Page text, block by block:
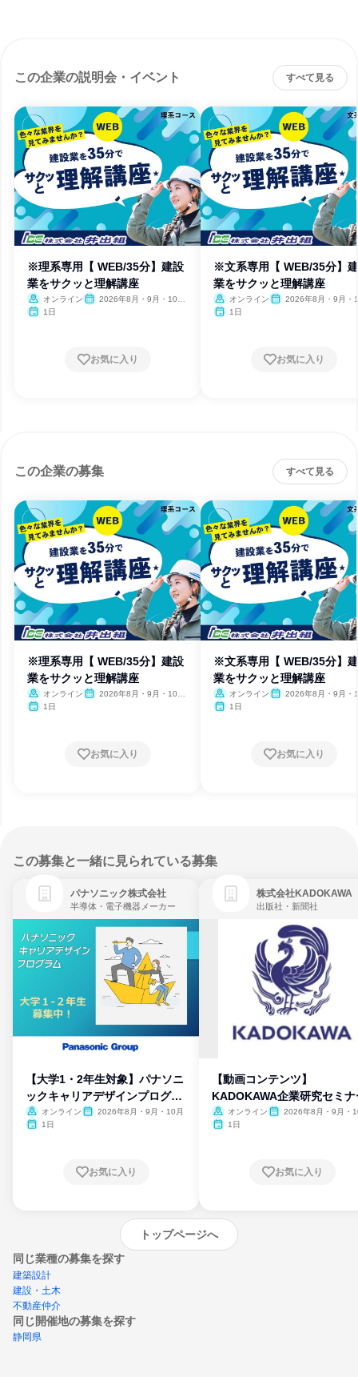
この企業の説明会・イベント すべて見る
※理系専用【 WEB/35分】建設
業をサクッと理解講座
オンライン
2026年8月・9月・10
1日
お気に入り
※文系専用【 WEB/35分】
業をサクッと理解講座
オンライン
2026年8月・9月・
1日
お気に入り
この企業の募集 すべて見る
※理系専用【 WEB/35分】建設
業をサクッと理解講座
オンライン
2026年8月・9月・10
1日
お気に入り
※文系専用【 WEB/35分】
業をサクッと理解講座
オンライン
2026年8月・9月・
1日
お気に入り
この募集と一緒に見られている募集
パナソニック株式会社
半導体・電子機器メーカー
【大学1・2年生対象】パナソニ
ックキャリアデザインプログラ
ム
オンライン
2026年8月・9月・10月
1日
お気に入り
株式会社KADOKAWA
出版社・新聞社
【動画コンテンツ】
KADOKAWA企業研究セミナ
オンライン
2026年8月・9月・
1日
お気に入り
トップページへ
同じ業種の募集を探す
建築設計
建設・土木
不動産仲介
同じ開催地の募集を探す
静岡県